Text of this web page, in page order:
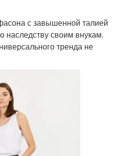
с завышенной талией
наследству своим внукам.
тренда не